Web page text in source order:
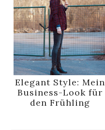
Elegant Style: Mein
Business-Look für
den Frühling